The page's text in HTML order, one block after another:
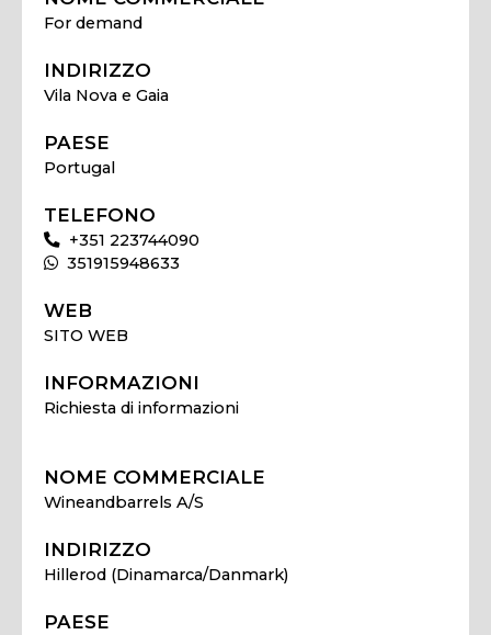
For demand
INDIRIZZO
Vila Nova e Gaia
PAESE
Portugal
TELEFONO
+351 223744090
351915948633
WEB
SITO WEB
INFORMAZIONI
Richiesta di informazioni
NOME COMMERCIALE
Wineandbarrels A/S
INDIRIZZO
Hillerod (Dinamarca/Danmark)
PAESE